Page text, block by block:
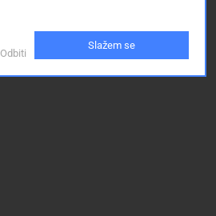
Odbiti
Slažem se